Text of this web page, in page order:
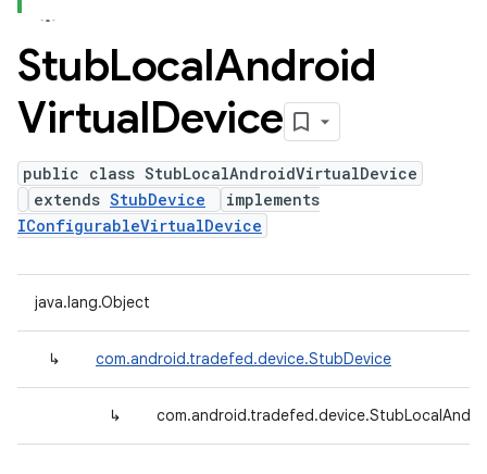
StubLocalAndroid
VirtualDevice
public class StubLocalAndroidVirtualDevice
extends StubDevice
implements
IConfigurableVirtualDevice
java.lang.Object
↳ com.android.tradefed.device.StubDevice
↳